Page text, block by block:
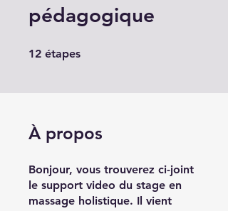
pédagogique
12 étapes
À propos
Bonjour, vous trouverez ci-joint
le support video du stage en
massage holistique. Il vient